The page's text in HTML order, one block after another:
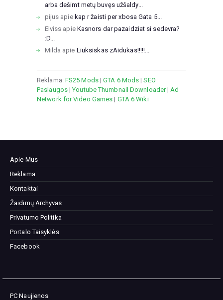
arba dešimt metų buvęs užšaldy...
pijus apie kap r žaisti per xbosa Gata 5...
Elviss apie Kasnors dar pazaidziat si sedevra?
:D...
Milda apie Liuksiskas zAidukas!!!!!...
Reklama: FS25 Mods|GTA 6 Mods |SEO
Paslaugos|Youtube Thumbnail Downloader| Ad
Network for Video Games | GTA 6 Wiki
Apie Mus
Reklama
Kontaktai
Žaidimų Archyvas
Privatumo Politika
Portalo Taisyklės
Facebook
PC Naujienos